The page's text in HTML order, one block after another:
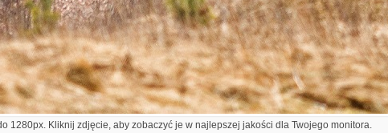
1280px. Kliknij zdjęcie, aby zobaczyć je w najlepszej jakości dla Twojego monitora.